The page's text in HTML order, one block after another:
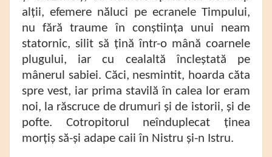
alții, efemere năluci pe ecranele Timpului,
nu fără traume în conștiința unui neam
statornic, silit să țină într-o mână coarnele
plugului, iar cu cealaltă încleștată pe
mânerul sabiei. Căci, nesmintit, hoarda căta
spre vest, iar prima stavilă în calea lor eram
noi, la răscruce de drumuri și de istorii, și de
pofte. Cotropitorul neînduplecat ținea
morțiș să-și adape caii în Nistru și-n Istru.